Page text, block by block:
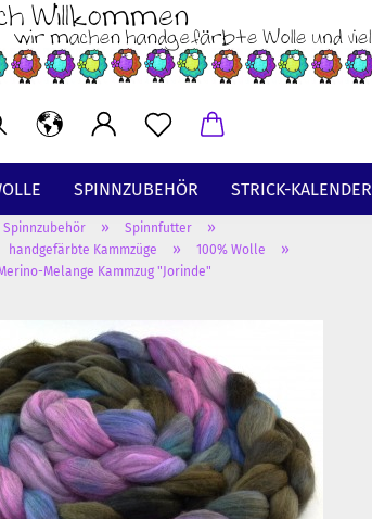
SPINNZUBEHÖR STRICK-KALENDER
Spinnzubehör » Spinnfutter »
handgefärbte Kammzüge » 100% Wolle »
Melange Kammzug "Jorinde"